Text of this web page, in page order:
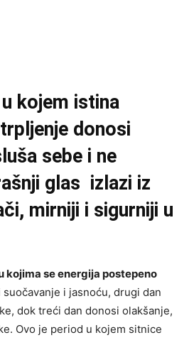
kojem istina
donosi
sebe i ne
glas izlazi iz
mirniji i sigurniji u
kojima se energija postepeno
i jasnoću, drugi dan
dok treći dan donosi olakšanje,
Ovo je period u kojem sitnice